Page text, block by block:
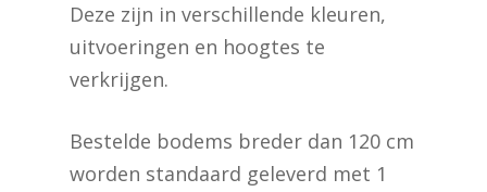
Deze zijn in verschillende kleuren,
uitvoeringen en hoogtes te
verkrijgen.
Bestelde bodems breder dan 120 cm
worden standaard geleverd met 1